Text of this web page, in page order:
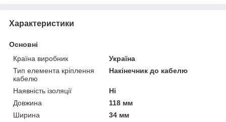
Характеристики
Основні
Країна виробник
Україна
Тип елемента кріплення
кабелю
Накінечник до кабелю
Наявність ізоляції
Ні
Довжина
118 мм
Ширина
34 мм